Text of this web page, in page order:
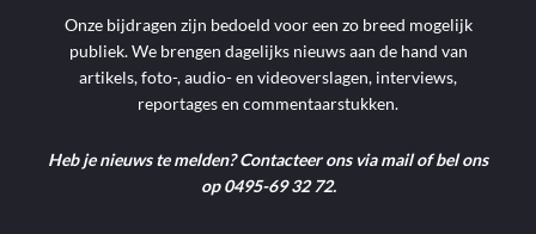
Onze bijdragen zijn bedoeld voor een zo breed mogelijk
publiek. We brengen dagelijks nieuws aan de hand van
artikels, foto-, audio- en videoverslagen, interviews,
reportages en commentaarstukken.
Heb je nieuws te melden? Contacteer ons via mail of bel ons
op 0495-69 32 72.